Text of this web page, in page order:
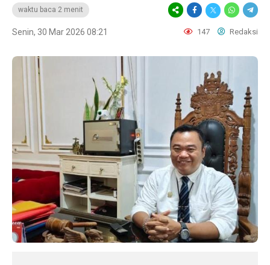
waktu baca 2 menit
Senin, 30 Mar 2026 08:21 147 Redaksi